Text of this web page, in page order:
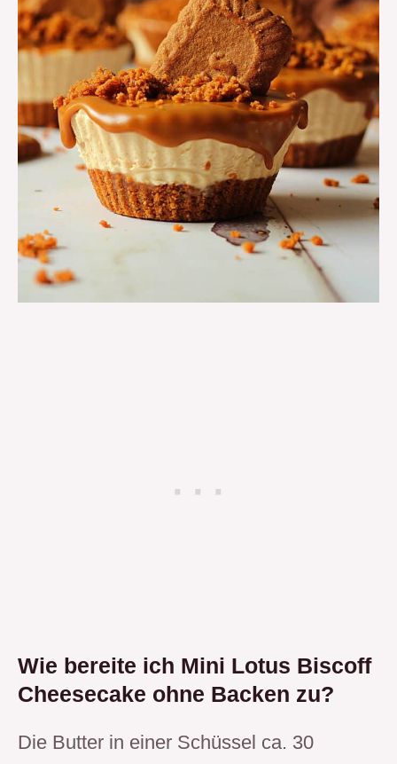
Wie bereite ich Mini Lotus Biscoff
Cheesecake ohne Backen zu?
Die Butter in einer Schüssel ca. 30